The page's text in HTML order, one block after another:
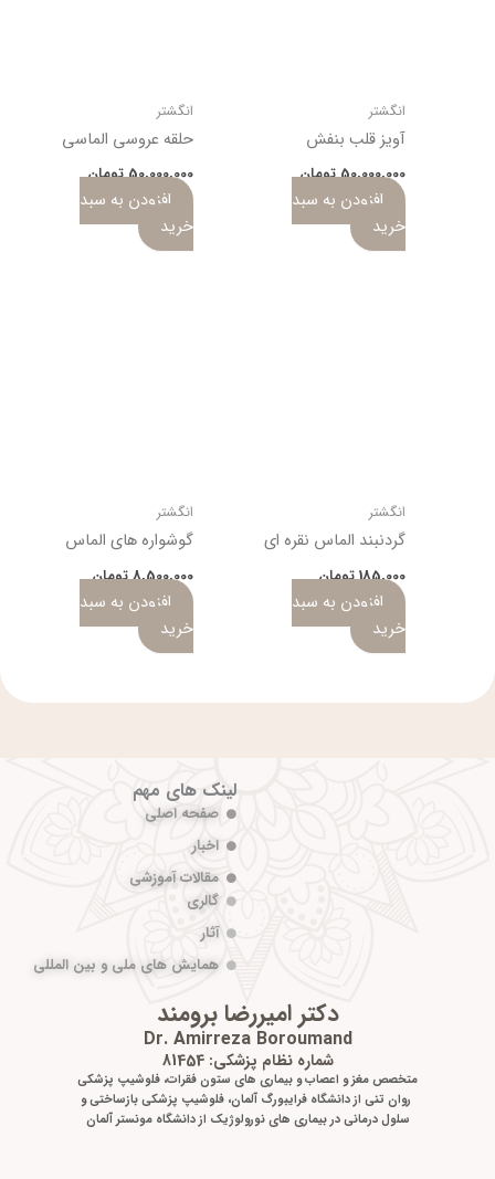
انگشتر
آویز قلب بنفش
50,000,000تومان
افزودن به سبد
خرید
انگشتر
حلقه عروسی الماسی
50,000,000تومان
افزودن به سبد
خرید
انگشتر
گردنبند الماس نقره ای
185,000تومان
افزودن به سبد
خرید
انگشتر
گوشواره های الماس
8,500,000تومان
افزودن به سبد
خرید
لینک های مهم
صفحه اصلی
اخبار
مقالات آموزشی
گالری
آثار
همایش های ملی و بین المللی
دکتر امیررضا برومند
Dr. Amirreza Boroumand
شماره نظام پزشکی: 81454
متخصص مغز و اعصاب و بیماری های ستون فقرات، فلوشیپ پزشکی
روان تنی از دانشگاه فرایبورگ آلمان، فلوشیپ پزشکی بازساختی و
سلول درمانی در بیماری های نورولوژیک از دانشگاه مونستر آلمان